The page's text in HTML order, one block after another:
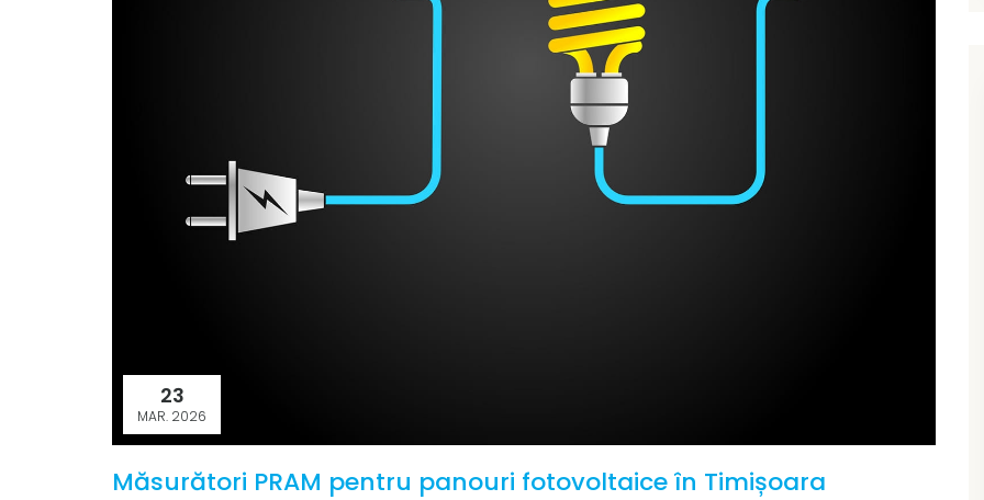
23
MAR. 2026
Măsurători PRAM pentru panouri fotovoltaice în Timișoara